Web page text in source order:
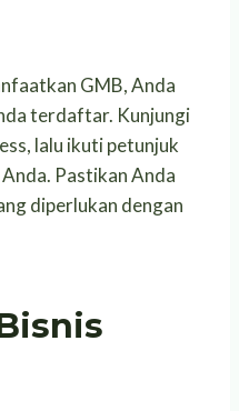
GMB, Anda
terdaftar. Kunjungi
lalu ikuti petunjuk
Pastikan Anda
diperlukan dengan